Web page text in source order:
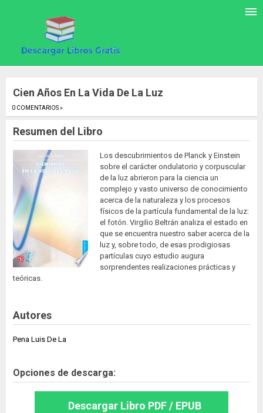
Cien Años En La Vida De La Luz
0 COMENTARIOS ».
Resumen del Libro
Los descubrimientos de Planck y Einstein
sobre el carácter ondulatorio y corpuscular
de la luz abrieron para la ciencia un
complejo y vasto universo de conocimiento
acerca de la naturaleza y los procesos
físicos de la partícula fundamental de la luz:
el fotón. Virgilio Beltrán analiza el estado en
que se encuentra nuestro saber acerca de la
luz y, sobre todo, de esas prodigiosas
partículas cuyo estudio augura
sorprendentes realizaciones prácticas y
teóricas.
Autores
Pena Luis De La
Opciones de descarga:
Descargar Libro PDF / EPUB